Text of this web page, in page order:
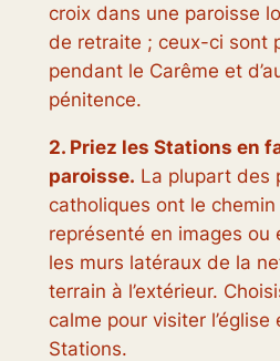
croix dans une paroisse
de retraite ; ceux-ci sont
pendant le Carême et
pénitence.
2. Priez les Stations en
paroisse. La plupart des
catholiques ont le
représenté en images ou
les murs latéraux de la
terrain à l’extérieur.
calme pour visiter l’église
Stations.